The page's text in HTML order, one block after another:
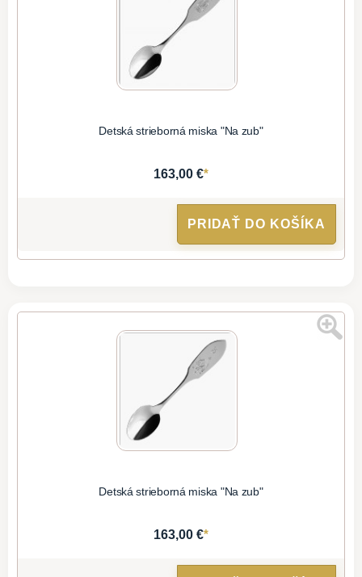
Detská strieborná miska "Na zub"
163,00 €*
PRIDAŤ DO KOŠÍKA
Detská strieborná miska "Na zub"
163,00 €*